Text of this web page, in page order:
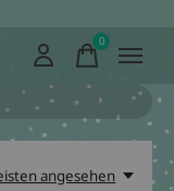
0items
angesehen